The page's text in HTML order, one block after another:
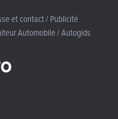
et contact / Publicité
Automobile / Autogids